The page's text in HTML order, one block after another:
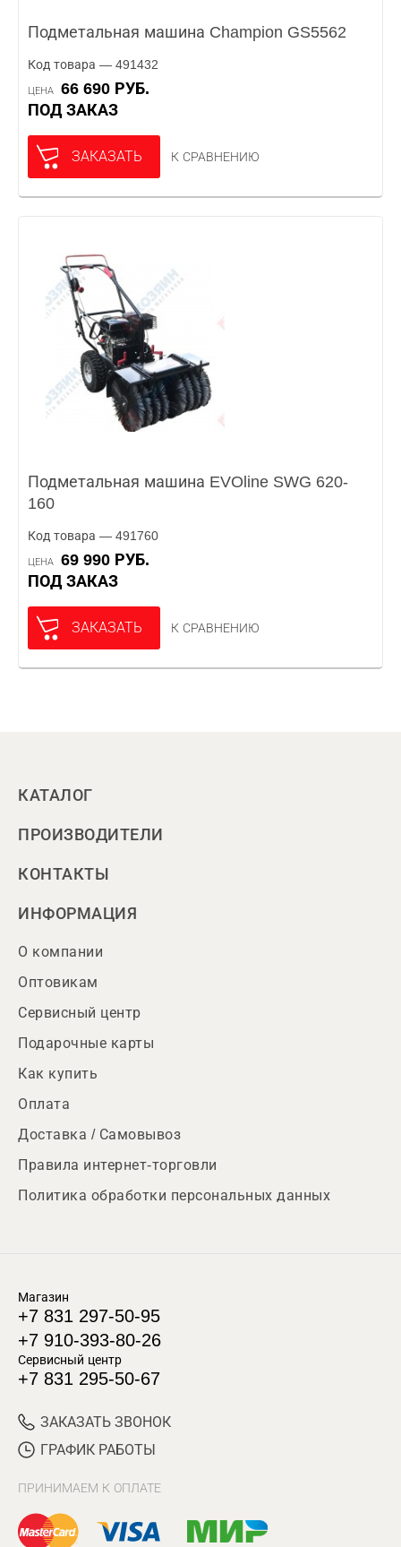
Подметальная машина Champion GS5562
Код товара — 491432
ЦЕНА
66 690 РУБ.
ПОД ЗАКАЗ
ЗАКАЗАТЬ К СРАВНЕНИЮ
Подметальная машина EVOline SWG 620-
160
Код товара — 491760
ЦЕНА
69 990 РУБ.
ПОД ЗАКАЗ
ЗАКАЗАТЬ К СРАВНЕНИЮ
КАТАЛОГ
ПРОИЗВОДИТЕЛИ
КОНТАКТЫ
ИНФОРМАЦИЯ
О компании
Оптовикам
Сервисный центр
Подарочные карты
Как купить
Оплата
Доставка / Самовывоз
Правила интернет-торговли
Политика обработки персональных данных
Магазин
+7 831 297-50-95
+7 910-393-80-26
Сервисный центр
+7 831 295-50-67
ЗАКАЗАТЬ ЗВОНОК
ГРАФИК РАБОТЫ
ПРИНИМАЕМ К ОПЛАТЕ